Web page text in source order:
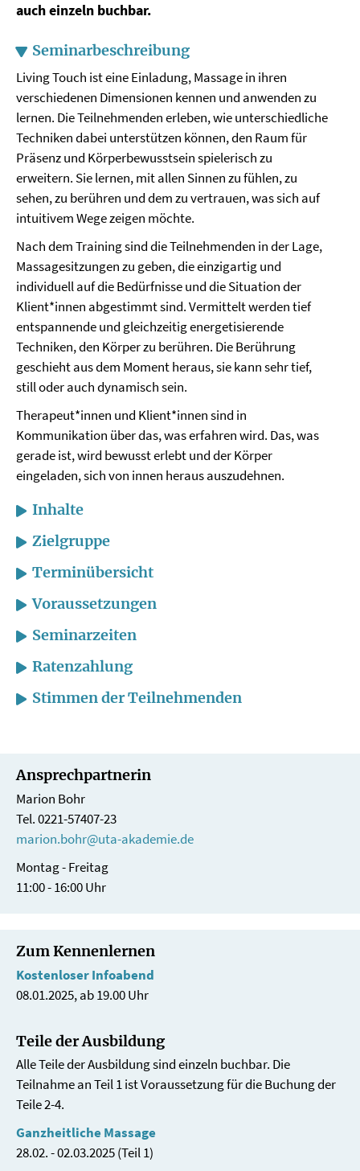
auch einzeln buchbar.
Seminarbeschreibung
Living Touch ist eine Einladung, Massage in ihren
verschiedenen Dimensionen kennen und anwenden zu
lernen. Die Teilnehmenden erleben, wie unterschiedliche
Techniken dabei unterstützen können, den Raum für
Präsenz und Körperbewusstsein spielerisch zu
erweitern. Sie lernen, mit allen Sinnen zu fühlen, zu
sehen, zu berühren und dem zu vertrauen, was sich auf
intuitivem Wege zeigen möchte.
Nach dem Training sind die Teilnehmenden in der Lage,
Massagesitzungen zu geben, die einzigartig und
individuell auf die Bedürfnisse und die Situation der
Klient*innen abgestimmt sind. Vermittelt werden tief
entspannende und gleichzeitig energetisierende
Techniken, den Körper zu berühren. Die Berührung
geschieht aus dem Moment heraus, sie kann sehr tief,
still oder auch dynamisch sein.
Therapeut*innen und Klient*innen sind in
Kommunikation über das, was erfahren wird. Das, was
gerade ist, wird bewusst erlebt und der Körper
eingeladen, sich von innen heraus auszudehnen.
Inhalte
Zielgruppe
Terminübersicht
Voraussetzungen
Seminarzeiten
Ratenzahlung
Stimmen der Teilnehmenden
Ansprechpartnerin
Marion Bohr
Tel. 0221-57407-23
marion.bohr@uta-akademie.de
Montag - Freitag
11:00 - 16:00 Uhr
Zum Kennenlernen
Kostenloser Infoabend
08.01.2025, ab 19.00 Uhr
Teile der Ausbildung
Alle Teile der Ausbildung sind einzeln buchbar. Die
Teilnahme an Teil 1 ist Voraussetzung für die Buchung der
Teile 2-4.
Ganzheitliche Massage
28.02. - 02.03.2025 (Teil 1)